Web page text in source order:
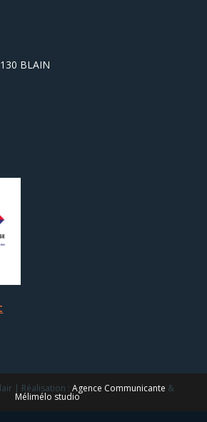
BLAIN
| Réalisation : Agence Communicante &
Mélimélo studio